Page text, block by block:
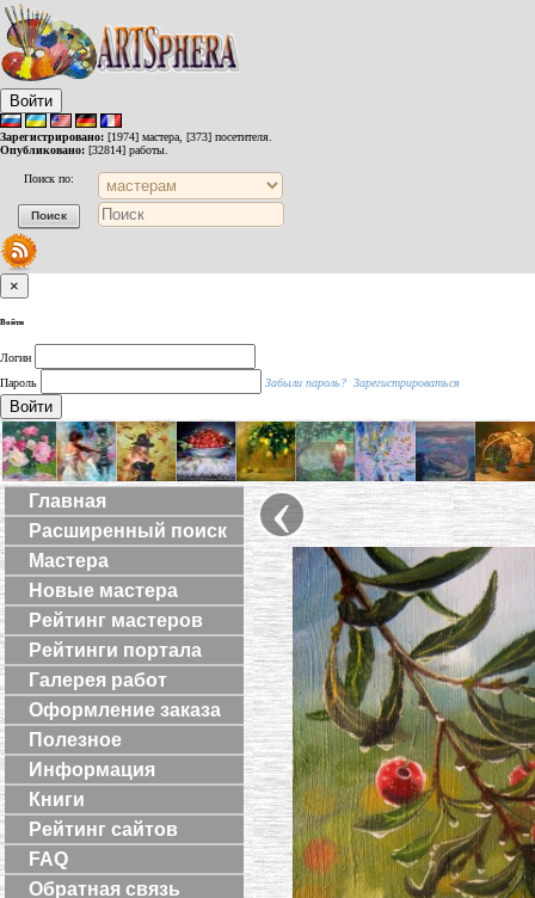
Войти
Зарегистрировано: [1974] мастера, [373] посетителя.
Опубликовано: [32814] работы.
Поиск по:
×
Войти
Логин
Пароль
Забыли пароль? Зарегистрироваться
Войти
Главная
Расширенный поиск
Мастера
Новые мастера
Рейтинг мастеров
Рейтинги портала
Галерея работ
Оформление заказа
Полезное
Информация
Книги
Рейтинг сайтов
FAQ
Обратная связь
‹